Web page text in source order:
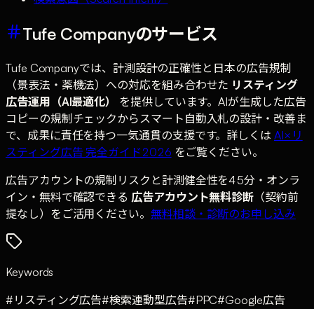
Tufe Companyのサービス
Tufe Companyでは、計測設計の正確性と日本の広告規制
（景表法・薬機法）への対応を組み合わせた リスティング
広告運用（AI最適化）
を提供しています。AIが生成した広告
コピーの規制チェックからスマート自動入札の設計・改善ま
で、成果に責任を持つ一気通貫の支援です。詳しくはAI×リ
スティング広告 完全ガイド2026 をご覧ください。
広告アカウントの規制リスクと計測健全性を45分・オンラ
イン・無料で確認できる 広告アカウント無料診断 （契約前
提なし）をご活用ください。 無料相談・診断のお申し込み
Keywords
# リスティング広告#検索連動型広告#PPC#Google広告